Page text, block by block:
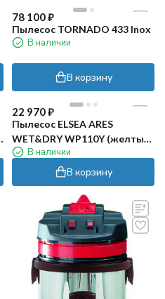
78 100₽
Пылесос TORNADO 433 Inox
В наличии
В корзину
22 970₽
Пылесос ELSEA ARES
WET&DRY WP110Y (желтый,
пластик)
В наличии
В корзину